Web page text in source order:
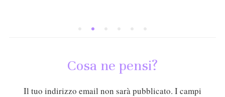
Cosa ne pensi?
Il tuo indirizzo email non sarà pubblicato. I campi